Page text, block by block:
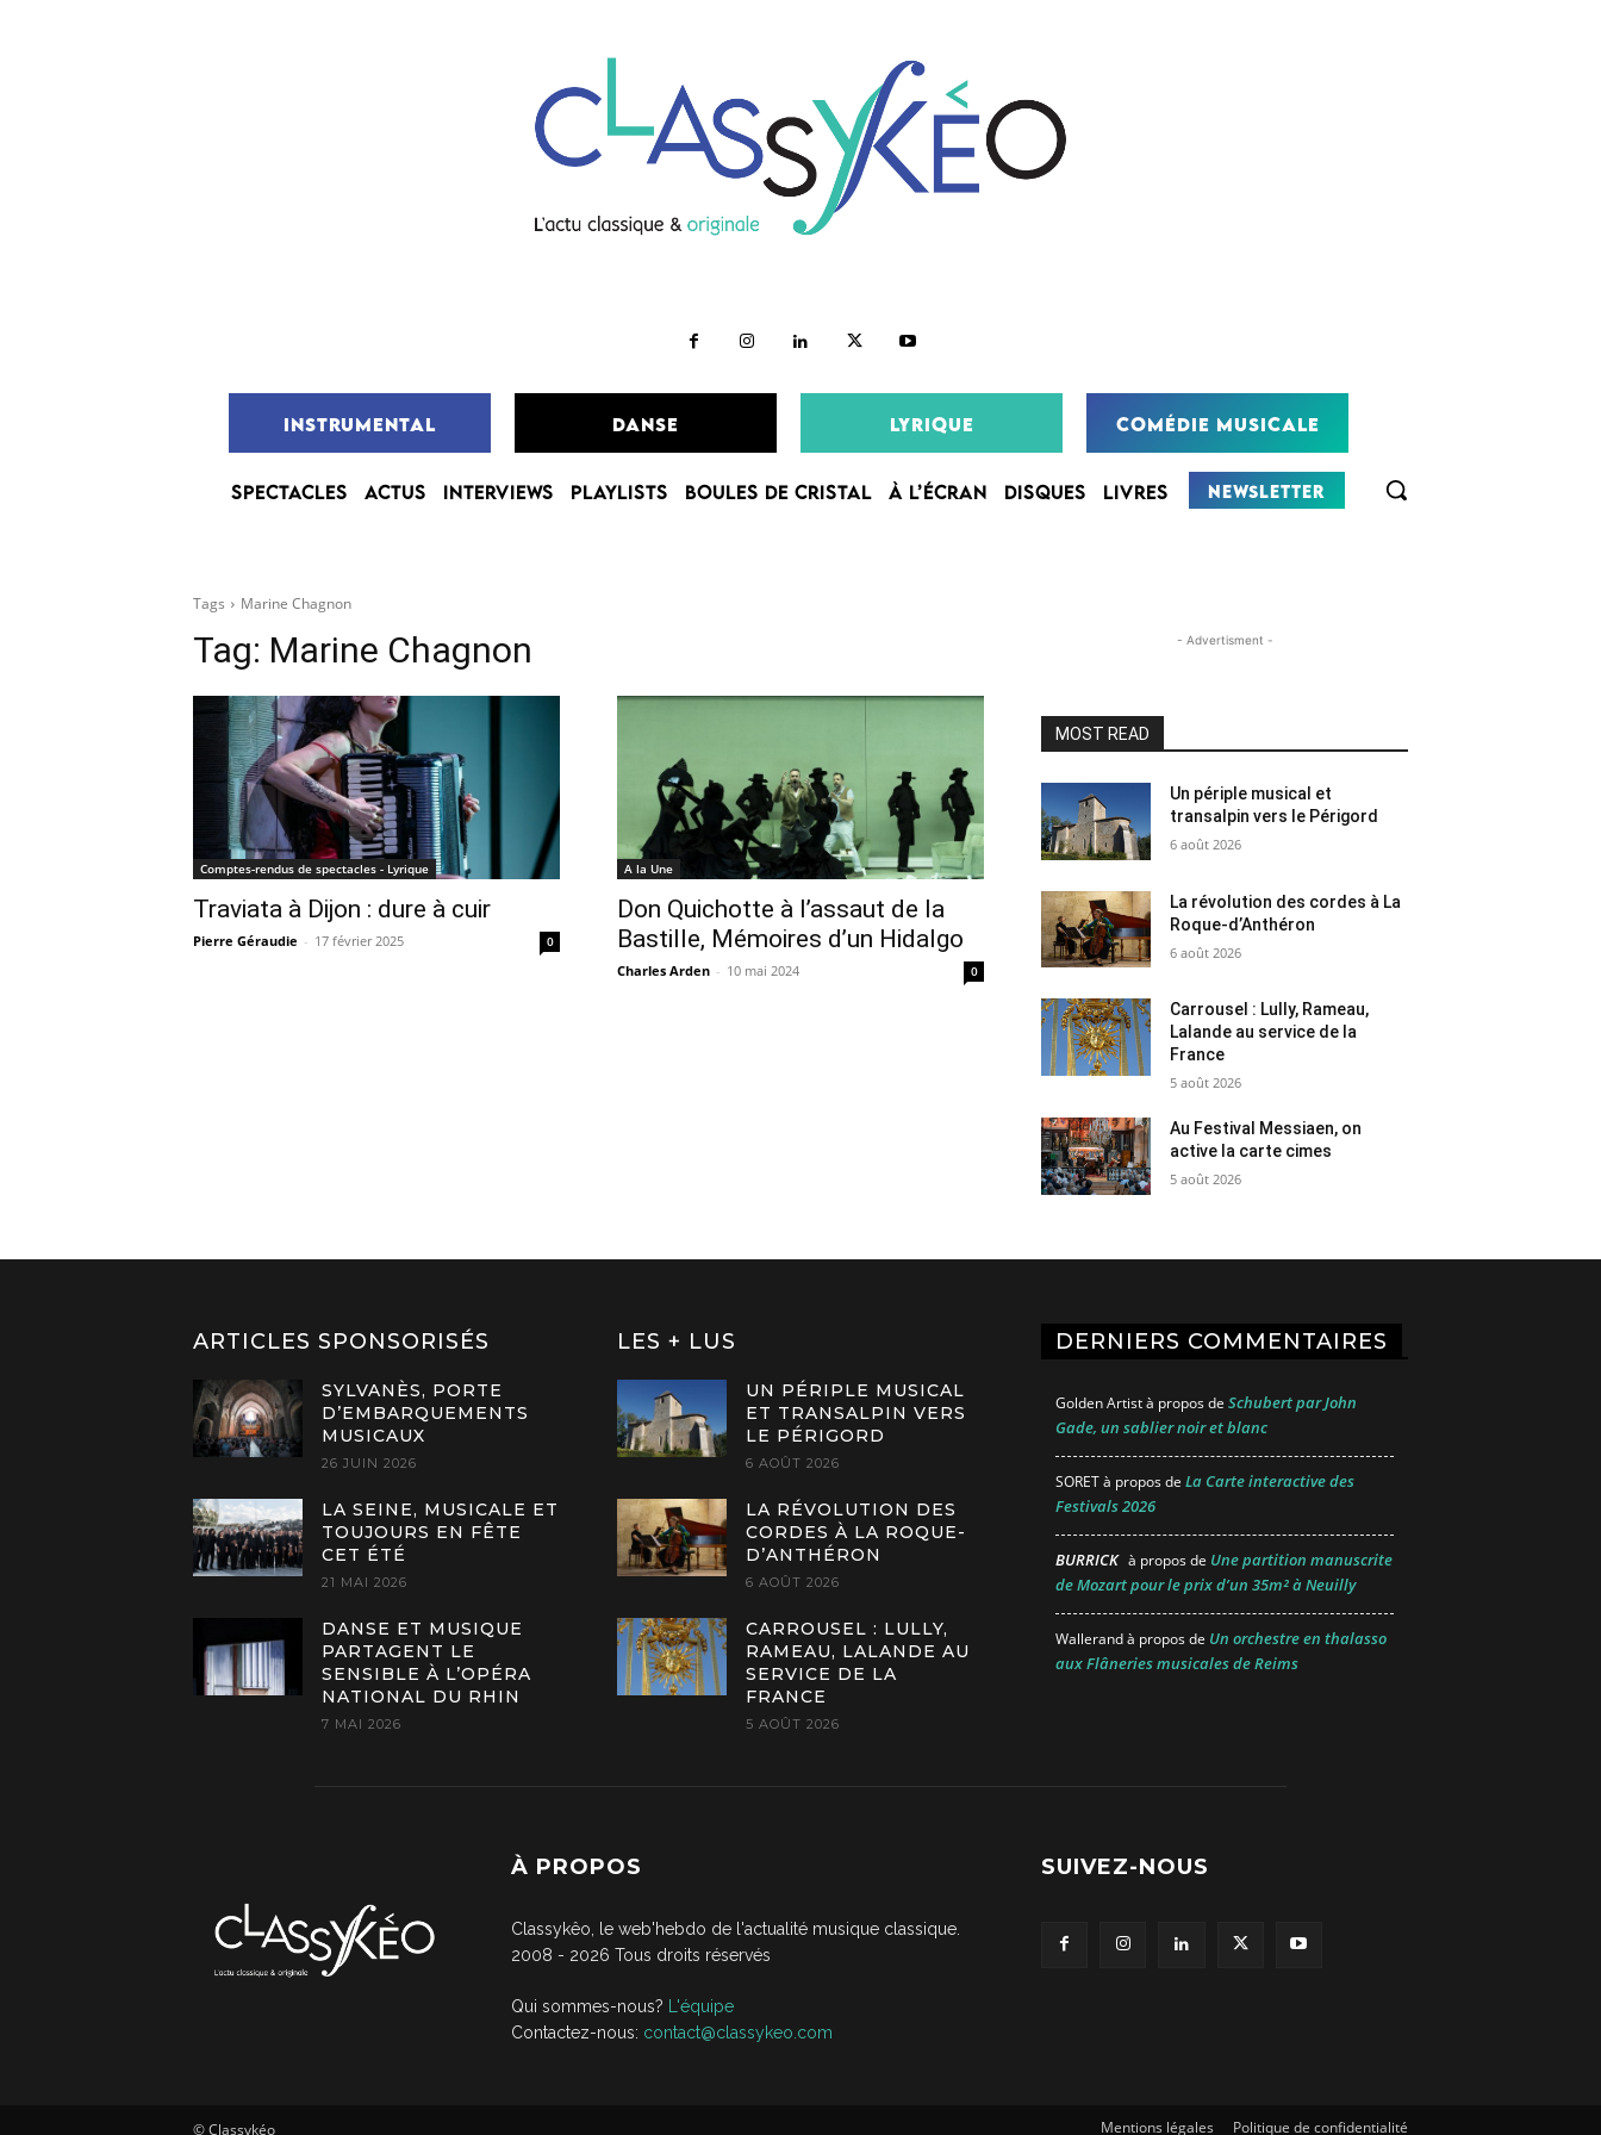
INSTRUMENTAL DANSE LYRIQUE COMÉDIE MUSICALE
SPECTACLES ACTUS INTERVIEWS PLAYLISTS BOULES DE CRISTAL À L’ÉCRAN DISQUES LIVRES NEWSLETTER
Tags Marine Chagnon
Tag: Marine Chagnon
Comptes-rendus de spectacles - Lyrique
Traviata à Dijon : dure à cuir
Pierre Géraudie - 17 février 2025 0
A la Une
Don Quichotte à l’assaut de la
Bastille, Mémoires d’un Hidalgo
Charles Arden - 10 mai 2024 0
- Advertisment -
MOST READ
Un périple musical et
transalpin vers le Périgord
6 août 2026
La révolution des cordes à La
Roque-d’Anthéron
6 août 2026
Carrousel : Lully, Rameau,
Lalande au service de la
France
5 août 2026
Au Festival Messiaen, on
active la carte cimes
5 août 2026
ARTICLES SPONSORISÉS
SYLVANÈS, PORTE
D’EMBARQUEMENTS
MUSICAUX
26 JUIN 2026
LA SEINE, MUSICALE ET
TOUJOURS EN FÊTE
CET ÉTÉ
21 MAI 2026
DANSE ET MUSIQUE
PARTAGENT LE
SENSIBLE À L’OPÉRA
NATIONAL DU RHIN
7 MAI 2026
LES + LUS
UN PÉRIPLE MUSICAL
ET TRANSALPIN VERS
LE PÉRIGORD
6 AOÛT 2026
LA RÉVOLUTION DES
CORDES À LA ROQUE-
D’ANTHÉRON
6 AOÛT 2026
CARROUSEL : LULLY,
RAMEAU, LALANDE AU
SERVICE DE LA
FRANCE
5 AOÛT 2026
DERNIERS COMMENTAIRES
Golden Artistà propos de Schubert par John
Gade, un sablier noir et blanc
SORETà propos de La Carte interactive des
Festivals 2026
BURRICK à propos de Une partition manuscrite
de Mozart pour le prix d’un 35m² à Neuilly
Wallerandà propos de Un orchestre en thalasso
aux Flâneries musicales de Reims
À PROPOS
Classykêo, le web'hebdo de l'actualité musique classique.
2008 - 2026 Tous droits réservés
Qui sommes-nous?
L'équipe
Contactez-nous: contact@classykeo.com
SUIVEZ-NOUS
© Classykéo Mentions légales Politique de confidentialité